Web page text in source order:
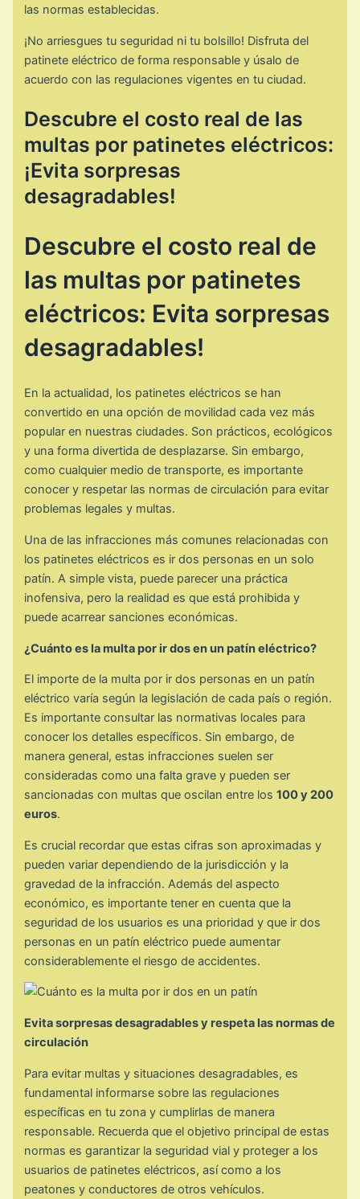
las normas establecidas.
¡No arriesgues tu seguridad ni tu bolsillo! Disfruta del
patinete eléctrico de forma responsable y úsalo de
acuerdo con las regulaciones vigentes en tu ciudad.
Descubre el costo real de las
multas por patinetes eléctricos:
¡Evita sorpresas
desagradables!
Descubre el costo real de
las multas por patinetes
eléctricos: Evita sorpresas
desagradables!
En la actualidad, los patinetes eléctricos se han
convertido en una opción de movilidad cada vez más
popular en nuestras ciudades. Son prácticos, ecológicos
y una forma divertida de desplazarse. Sin embargo,
como cualquier medio de transporte, es importante
conocer y respetar las normas de circulación para evitar
problemas legales y multas.
Una de las infracciones más comunes relacionadas con
los patinetes eléctricos es ir dos personas en un solo
patín. A simple vista, puede parecer una práctica
inofensiva, pero la realidad es que está prohibida y
puede acarrear sanciones económicas.
¿Cuánto es la multa por ir dos en un patín eléctrico?
El importe de la multa por ir dos personas en un patín
eléctrico varía según la legislación de cada país o región.
Es importante consultar las normativas locales para
conocer los detalles específicos. Sin embargo, de
manera general, estas infracciones suelen ser
consideradas como una falta grave y pueden ser
sancionadas con multas que oscilan entre los100 y 200
euros.
Es crucial recordar que estas cifras son aproximadas y
pueden variar dependiendo de la jurisdicción y la
gravedad de la infracción. Además del aspecto
económico, es importante tener en cuenta que la
seguridad de los usuarios es una prioridad y que ir dos
personas en un patín eléctrico puede aumentar
considerablemente el riesgo de accidentes.
Evita sorpresas desagradables y respeta las normas de
circulación
Para evitar multas y situaciones desagradables, es
fundamental informarse sobre las regulaciones
específicas en tu zona y cumplirlas de manera
responsable. Recuerda que el objetivo principal de estas
normas es garantizar la seguridad vial y proteger a los
usuarios de patinetes eléctricos, así como a los
peatones y conductores de otros vehículos.